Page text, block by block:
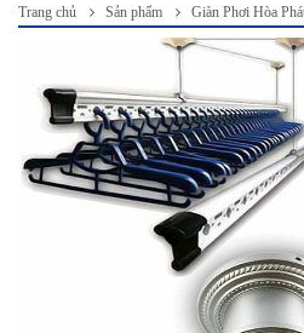
Trang chủ Sản phẩm Giàn Phơi Hòa